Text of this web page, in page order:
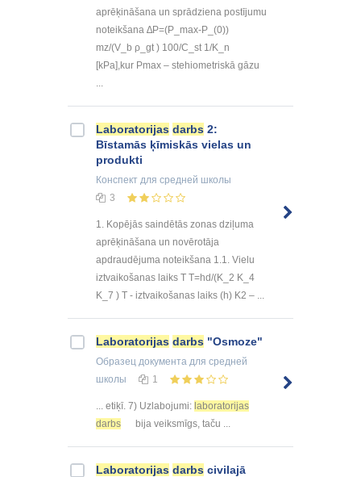
aprēķināšana un sprādziena postījumu
noteikšana ∆P=(P_max-P_(0))
mz/(V_b ρ_gt ) 100/C_st 1/K_n
[kPa],kur Pmax – stehiometriskā gāzu
...
Laboratorijas darbs 2:
Bīstamās ķīmiskās vielas un
produkti
Конспект для средней школы
3
1. Kopējās saindētās zonas dziļuma
aprēķināšana un novērotāja
apdraudējuma noteikšana 1.1. Vielu
iztvaikošanas laiks T T=hd/(K_2 K_4
K_7 ) T - iztvaikošanas laiks (h) K2 – ...
Laboratorijas darbs "Osmoze"
Образец документа для средней
школы
1
... etiķī. 7) Uzlabojumi: laboratorijas
darbs
bija veiksmīgs, taču ...
Laboratorijas darbs civilajā